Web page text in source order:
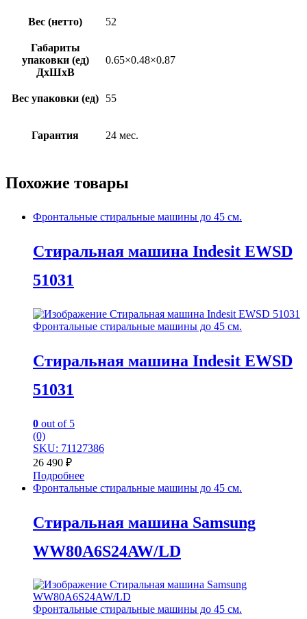
Вес (нетто) 52
Габариты
упаковки (ед)
ДхШхВ
0.65×0.48×0.87
Вес упаковки (ед) 55
Гарантия 24 мес.
Похожие товары
Фронтальные стиральные машины до 45 см.
Стиральная машина Indesit EWSD
51031
Фронтальные стиральные машины до 45 см.
Стиральная машина Indesit EWSD
51031
0 out of 5
(0)
SKU: 71127386
26 490 ₽
Подробнее
Фронтальные стиральные машины до 45 см.
Стиральная машина Samsung
WW80A6S24AW/LD
Фронтальные стиральные машины до 45 см.